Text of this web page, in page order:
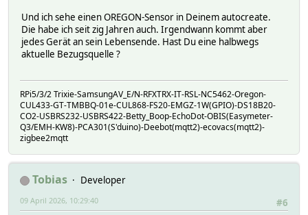
Und ich sehe einen OREGON-Sensor in Deinem autocreate.
Die habe ich seit zig Jahren auch. Irgendwann kommt aber
jedes Gerät an sein Lebensende. Hast Du eine halbwegs
aktuelle Bezugsquelle ?
RPi5/3/2 Trixie-SamsungAV_E/N-RFXTRX-IT-RSL-NC5462-Oregon-
CUL433-GT-TMBBQ-01e-CUL868-FS20-EMGZ-1W(GPIO)-DS18B20-
CO2-USBRS232-USBRS422-Betty_Boop-EchoDot-OBIS(Easymeter-
Q3/EMH-KW8)-PCA301(S'duino)-Deebot(mqtt2)-ecovacs(mqtt2)-
zigbee2mqtt
Tobias
Developer
#6
09 April 2026, 10:29:40